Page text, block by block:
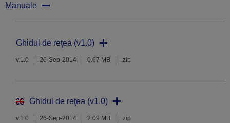
Manuale
Ghidul de reţea (v1.0)
v.1.0 26-Sep-2014 0.67 MB .zip
Ghidul de reţea (v1.0)
v.1.0 26-Sep-2014 2.09 MB .zip